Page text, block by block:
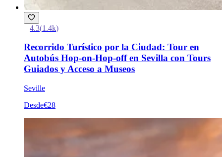
4.3(1.4k)
Recorrido Turístico por la Ciudad: Tour en
Autobús Hop-on-Hop-off en Sevilla con Tours
Guiados y Acceso a Museos
Seville
Desde€28